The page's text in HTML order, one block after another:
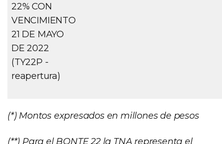
22% CON
VENCIMIENTO
21 DE MAYO
DE 2022
(TY22P -
reapertura)
(*) Montos expresados en millones de pesos
(**) Para el BONTE 22 la TNA representa el